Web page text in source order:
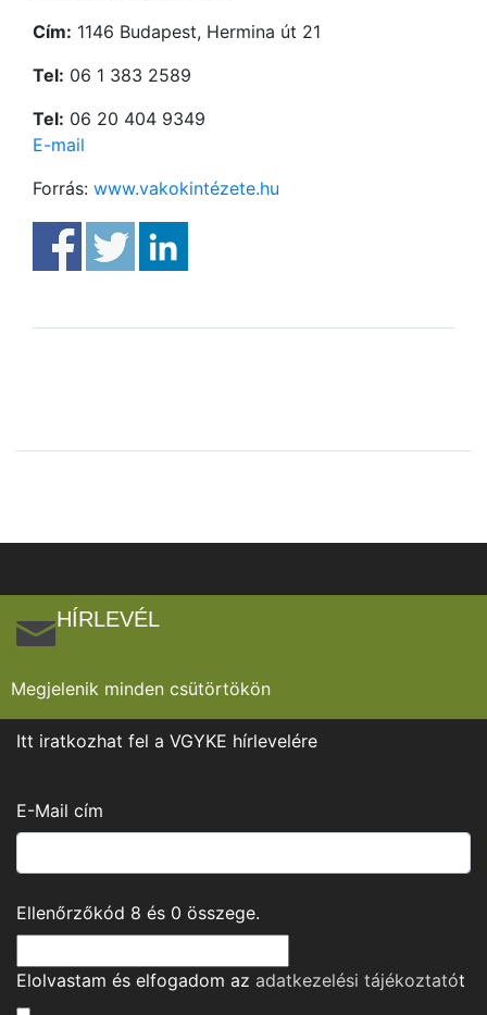
Cím: 1146 Budapest, Hermina út 21
Tel: 06 1 383 2589
Tel: 06 20 404 9349
E-mail
Forrás: www.vakokintézete.hu
HÍRLEVÉL
Megjelenik minden csütörtökön
Itt iratkozhat fel a VGYKE hírlevelére
E-Mail cím
Ellenőrzőkód 8 és 0 összege.
Elolvastam és elfogadom az adatkezelési tájékoztatót